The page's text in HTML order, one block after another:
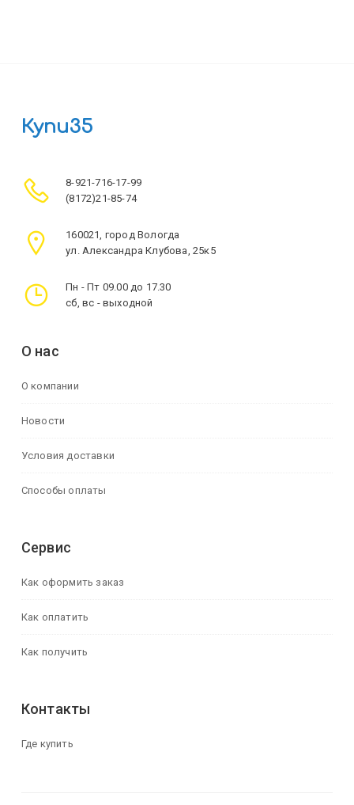
Купи35
8-921-716-17-99
(8172)21-85-74
160021, город Вологда
ул. Александра Клубова, 25к5
Пн - Пт 09.00 до 17.30
сб, вс - выходной
О нас
О компании
Новости
Условия доставки
Способы оплаты
Сервис
Как оформить заказ
Как оплатить
Как получить
Контакты
Где купить